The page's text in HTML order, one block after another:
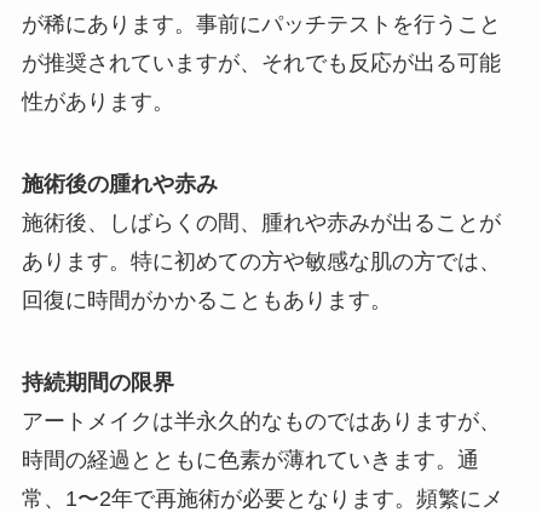
が稀にあります。事前にパッチテストを行うこと
が推奨されていますが、それでも反応が出る可能
性があります。
施術後の腫れや赤み
施術後、しばらくの間、腫れや赤みが出ることが
あります。特に初めての方や敏感な肌の方では、
回復に時間がかかることもあります。
持続期間の限界
アートメイクは半永久的なものではありますが、
時間の経過とともに色素が薄れていきます。通
常、1〜2年で再施術が必要となります。頻繁にメ